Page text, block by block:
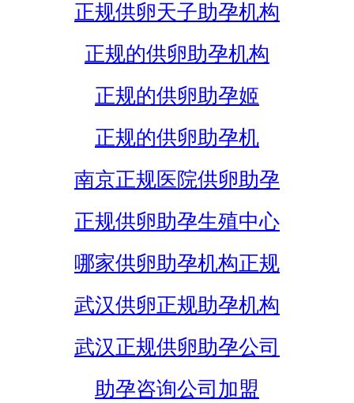
正规供卵天子助孕机构
正规的供卵助孕机构
正规的供卵助孕姬
正规的供卵助孕机
南京正规医院供卵助孕
正规供卵助孕生殖中心
哪家供卵助孕机构正规
武汉供卵正规助孕机构
武汉正规供卵助孕公司
助孕咨询公司加盟